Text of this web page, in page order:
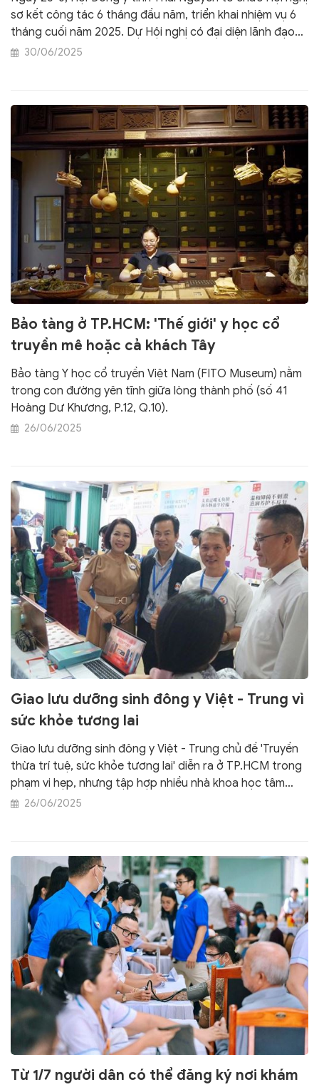
sơ kết công tác 6 tháng đầu năm, triển khai nhiệm vụ 6
tháng cuối năm 2025. Dự Hội nghị có đại diện lãnh đạo
Hội Đông y Việt Nam; một số sở, ngành liên quan, các
30/06/2025
Bảo tàng ở TP.HCM: 'Thế giới' y học cổ
truyền mê hoặc cả khách Tây
Bảo tàng Y học cổ truyền Việt Nam (FITO Museum) nằm
trong con đường yên tĩnh giữa lòng thành phố (số 41
Hoàng Dư Khương, P.12, Q.10).
26/06/2025
Giao lưu dưỡng sinh đông y Việt - Trung vì
sức khỏe tương lai
Giao lưu dưỡng sinh đông y Việt - Trung chủ đề 'Truyền
thừa trí tuệ, sức khỏe tương lai' diễn ra ở TP.HCM trong
phạm vi hẹp, nhưng tập hợp nhiều nhà khoa học tâm
huyết và thông điệp từ đây cũng thu hút mạnh mẽ sự
26/06/2025
Từ 1/7 người dân có thể đăng ký nơi khám